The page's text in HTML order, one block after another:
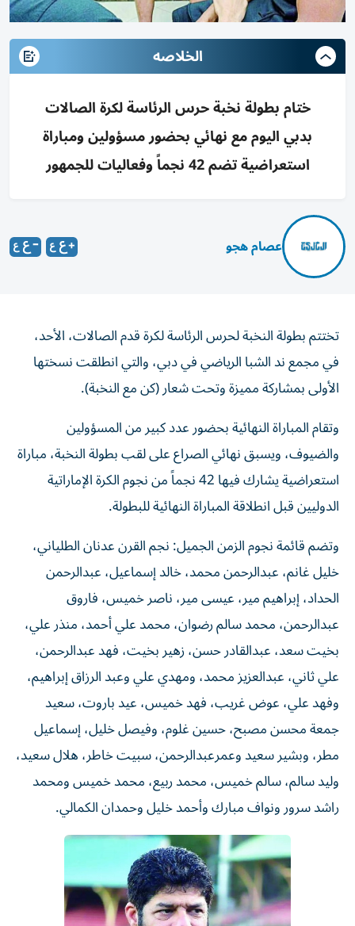
الخلاصه
ختام بطولة نخبة حرس الرئاسة لكرة الصالات
بدبي اليوم مع نهائي بحضور مسؤولين ومباراة
استعراضية تضم 42 نجماً وفعاليات للجمهور
عصام هجو
تختتم بطولة النخبة لحرس الرئاسة لكرة قدم الصالات، الأحد،
في مجمع ند الشبا الرياضي في دبي، والتي انطلقت نسختها
الأولى بمشاركة مميزة وتحت شعار (كن مع النخبة).
وتقام المباراة النهائية بحضور عدد كبير من المسؤولين
والضيوف، ويسبق نهائي الصراع على لقب بطولة النخبة، مباراة
استعراضية يشارك فيها 42 نجماً من نجوم الكرة الإماراتية
الدوليين قبل انطلاقة المباراة النهائية للبطولة.
وتضم قائمة نجوم الزمن الجميل: نجم القرن عدنان الطلياني،
خليل غانم، عبدالرحمن محمد، خالد إسماعيل، عبدالرحمن
الحداد، إبراهيم مير، عيسى مير، ناصر خميس، فاروق
عبدالرحمن، محمد سالم رضوان، محمد علي أحمد، منذر علي،
بخيت سعد، عبدالقادر حسن، زهير بخيت، فهد عبدالرحمن،
علي ثاني، عبدالعزيز محمد، ومهدي علي وعبد الرزاق إبراهيم،
وفهد علي، عوض غريب، فهد خميس، عيد باروت، سعيد
جمعة محسن مصبح، حسين غلوم، وفيصل خليل، إسماعيل
مطر، وبشير سعيد وعمرعبدالرحمن، سبيت خاطر، هلال سعيد،
وليد سالم، سالم خميس، محمد ربيع، محمد خميس ومحمد
راشد سرور ونواف مبارك وأحمد خليل وحمدان الكمالي.